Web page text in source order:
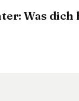
Was dich